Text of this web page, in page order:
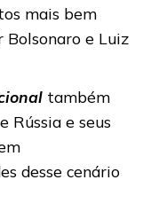
mais bem
Bolsonaro e Luiz
também
Rússia e seus
desse cenário